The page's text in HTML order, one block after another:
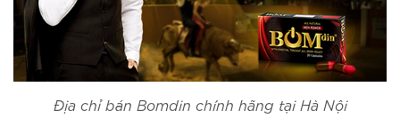
Địa chỉ bán Bomdin chính hãng tại Hà Nội